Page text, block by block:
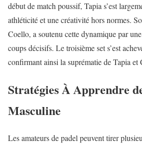
début de match poussif, Tapia s’est
athléticité et une créativité hors normes.
Coello, a soutenu cette dynamique par
coups décisifs. Le troisième set s’est
confirmant ainsi la suprématie de Tapia et
Stratégies À Apprendre
Masculine
Les amateurs de padel peuvent tirer